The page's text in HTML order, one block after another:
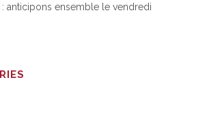
: anticipons ensemble le vendredi